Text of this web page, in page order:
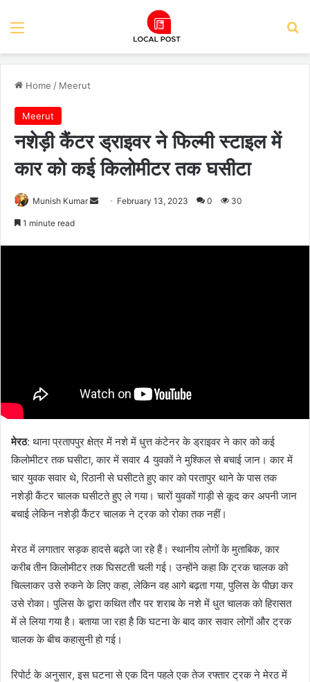
Menu
Home / Meerut
Meerut
नशेड़ी कैंटर ड्राइवर ने फिल्मी स्टाइल में
कार को कई किलोमीटर तक घसीटा
Munish Kumar
Send February 13, 2023 0 30
1 minute read
मेरठ: थाना प्रतापपुर क्षेत्र में नशे में धुत्त कंटेनर के ड्राइवर ने कार को कई
किलोमीटर तक घसीटा, कार में सवार 4 युवकों ने मुश्किल से बचाई जान। कार में
चार युवक सवार थे, रिठानी से घसीटते हुए कार को परतापुर थाने के पास तक
नशेड़ी कैंटर चालक घसीटते हुए ले गया। चारों युवकों गाड़ी से कूद कर अपनी जान
बचाई लेकिन नशेड़ी कैंटर चालक ने ट्रक को रोका तक नहीं।
मेरठ में लगातार सड़क हादसे बढ़ते जा रहे हैं। स्थानीय लोगों के मुताबिक, कार
करीब तीन किलोमीटर तक घिसटती चली गई। उन्होंने कहा कि ट्रक चालक को
चिल्लाकर उसे रुकने के लिए कहा, लेकिन वह आगे बढ़ता गया, पुलिस के पीछा कर
उसे रोका। पुलिस के द्वारा कथित तौर पर शराब के नशे में धुत चालक को हिरासत
में ले लिया गया है। बताया जा रहा है कि घटना के बाद कार सवार लोगों और ट्रक
चालक के बीच कहासुनी हो गई।
रिपोर्ट के अनुसार, इस घटना से एक दिन पहले एक तेज रफ्तार ट्रक ने मेरठ में